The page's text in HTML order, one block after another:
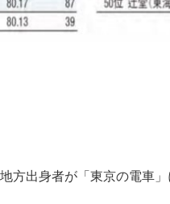
方出身者が「東京の電車